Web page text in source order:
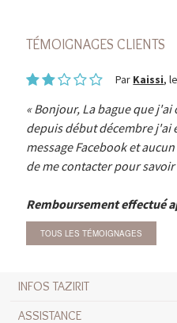
TÉMOIGNAGES CLIENTS
Par Kaissi,
Bonjour, La bague que
depuis début décembre j'ai
message Facebook et
de me contacter pour
Remboursement effectué
TOUS LES TÉMOIGNAGES
INFOS TAZIRIT
ASSISTANCE